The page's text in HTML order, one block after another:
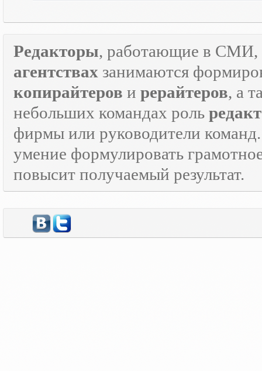
Редакторы, работающие в СМИ,
агентствах занимаются
копирайтеров и рерайтеров, а
небольших командах роль
фирмы или руководители
умение формулировать
повысит получаемый результат.